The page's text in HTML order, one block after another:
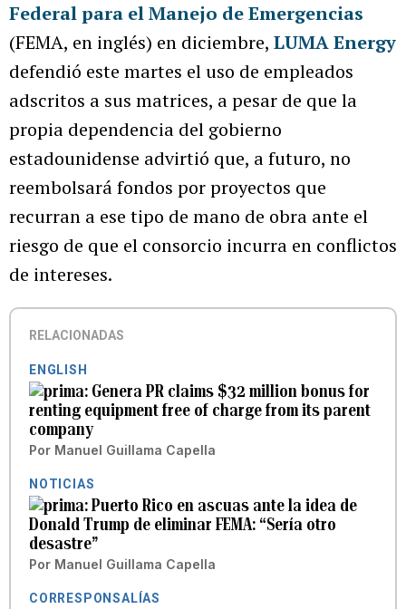
Federal para el Manejo de Emergencias
(FEMA, en inglés) en diciembre, LUMA Energy
defendió este martes el uso de empleados
adscritos a sus matrices, a pesar de que la
propia dependencia del gobierno
estadounidense advirtió que, a futuro, no
reembolsará fondos por proyectos que
recurran a ese tipo de mano de obra ante el
riesgo de que el consorcio incurra en conflictos
de intereses.
RELACIONADAS
ENGLISH
Genera PR claims $32 million bonus for
renting equipment free of charge from its parent
company
Por Manuel Guillama Capella
NOTICIAS
Puerto Rico en ascuas ante la idea de
Donald Trump de eliminar FEMA: “Sería otro
desastre”
Por Manuel Guillama Capella
CORRESPONSALÍAS